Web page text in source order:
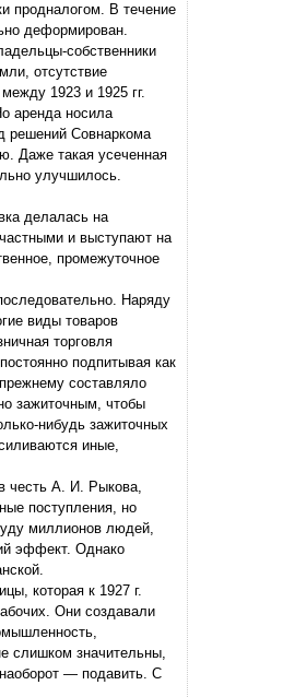
продналогом. В течение
деформирован.
собственники
отсутствие
1923 и 1925 гг.
аренда носила
решений Совнаркома
Даже такая усеченная
улучшилось.
делалась на
и выступают на
промежуточное
Наряду
виды товаров
торговля
подпитывая как
составляло
зажиточным, чтобы
нибудь зажиточных
иные,
честь А. И. Рыкова,
поступления, но
миллионов людей,
эффект. Однако
которая к 1927 г.
Они создавали
слишком значительны,
— подавить. С